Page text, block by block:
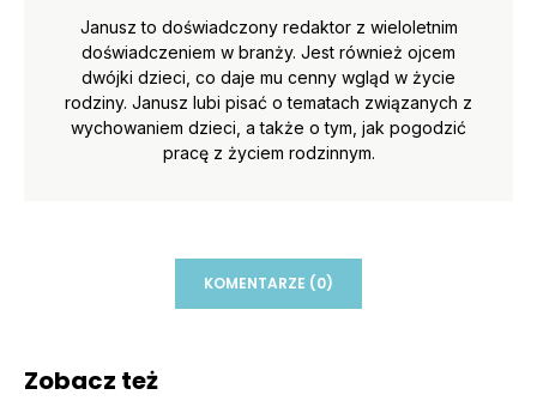
Janusz to doświadczony redaktor z wieloletnim
doświadczeniem w branży. Jest również ojcem
dwójki dzieci, co daje mu cenny wgląd w życie
rodziny. Janusz lubi pisać o tematach związanych z
wychowaniem dzieci, a także o tym, jak pogodzić
pracę z życiem rodzinnym.
KOMENTARZE (0)
Zobacz też